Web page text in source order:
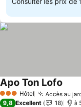
3 ÉtoilesHôtel Accès au
Apo Ton Lofo
9,8 Excellent 18 à